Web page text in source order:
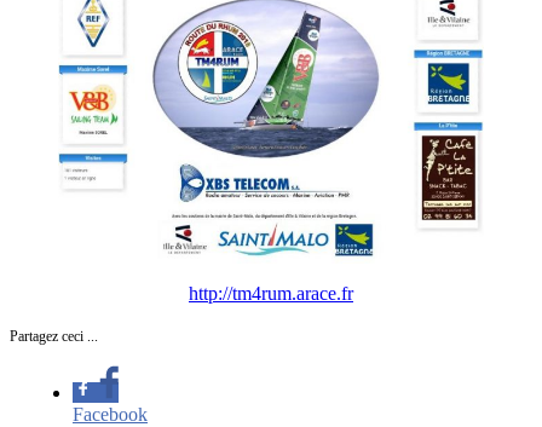
http://tm4rum.arace.fr
Partagez ceci ...
Facebook